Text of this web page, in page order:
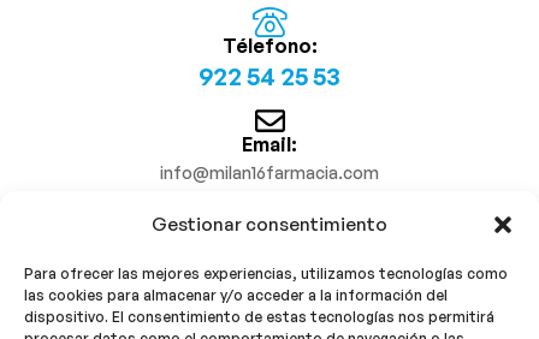
Gestionar consentimiento
Para ofrecer las mejores experiencias, utilizamos tecnologías como
las cookies para almacenar y/o acceder a la información del
dispositivo. El consentimiento de estas tecnologías nos permitirá
Télefono:
922 54 25 53
Email:
info@milan16farmacia.com
¡Síguenos!